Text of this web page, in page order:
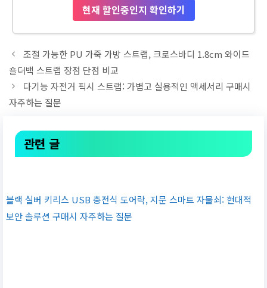
현재 할인중인지 확인하기
조절 가능한 PU 가죽 가방 스트랩, 크로스바디 1.8cm 와이드
숄더백 스트랩 장점 단점 비교
다기능 자전거 픽시 스트랩: 가볍고 실용적인 액세서리 구매시
자주하는 질문
관련 글
블랙 실버 키리스 USB 충전식 도어락, 지문 스마트 자물쇠: 현대적
보안 솔루션 구매시 자주하는 질문